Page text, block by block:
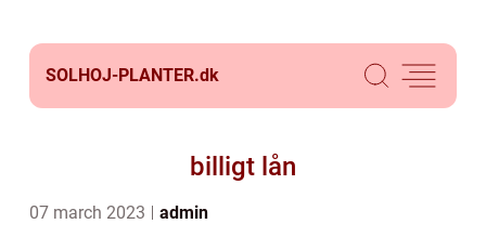
SOLHOJ-PLANTER.dk
billigt lån
07 march 2023 admin